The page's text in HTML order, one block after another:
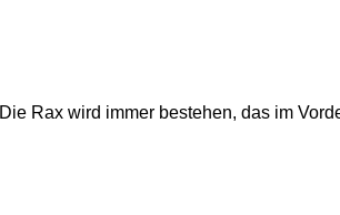
Die Rax wird immer bestehen, das im